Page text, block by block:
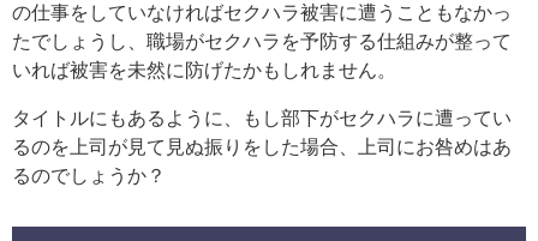
の仕事をしていなければセクハラ被害に遭うこともなかっ
たでしょうし、職場がセクハラを予防する仕組みが整って
いれば被害を未然に防げたかもしれません。
タイトルにもあるように、もし部下がセクハラに遭ってい
るのを上司が見て見ぬ振りをした場合、上司にお咎めはあ
るのでしょうか？